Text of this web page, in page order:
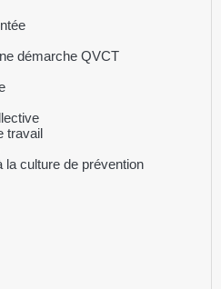
démarche QVCT
travail
la culture de prévention